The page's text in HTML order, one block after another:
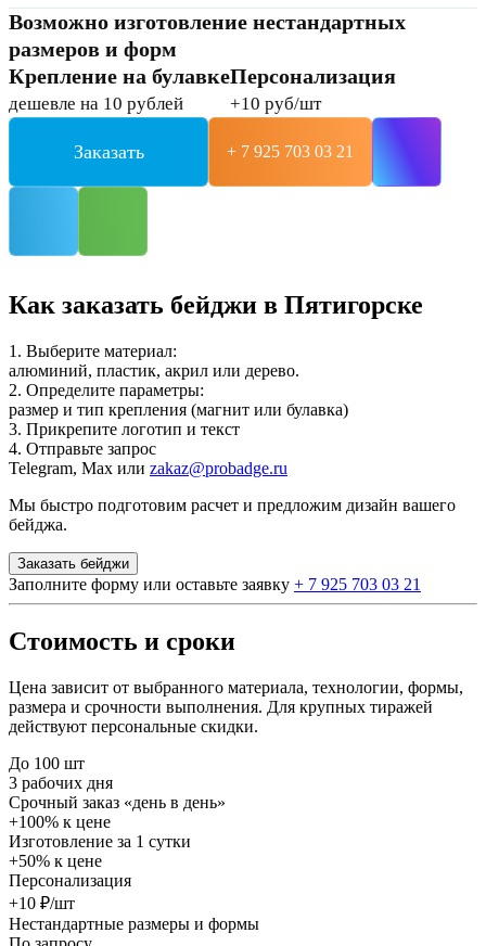
Возможно изготовление нестандартных
размеров и форм
Крепление на булавке
дешевле на 10 рублей
Персонализация
+10 руб/шт
Заказать + 7 925 703 03 21
Как заказать бейджи в Пятигорске
1. Выберите материал:
алюминий, пластик, акрил или дерево.
2. Определите параметры:
размер и тип крепления (магнит или булавка)
3. Прикрепите логотип и текст
4. Отправьте запрос
Telegram, Max или zakaz@probadge.ru
Мы быстро подготовим расчет и предложим дизайн вашего
бейджа.
Заказать бейджи
Заполните форму или оставьте заявку + 7 925 703 03 21
Стоимость и сроки
Цена зависит от выбранного материала, технологии, формы,
размера и срочности выполнения. Для крупных тиражей
действуют персональные скидки.
До 100 шт
3 рабочих дня
Срочный заказ «день в день»
+100% к цене
Изготовление за 1 сутки
+50% к цене
Персонализация
+10 ₽/шт
Нестандартные размеры и формы